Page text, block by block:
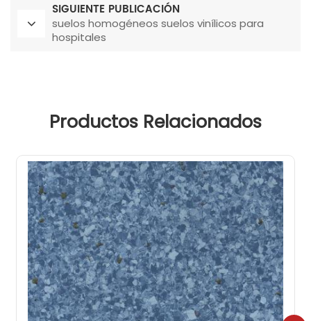
SIGUIENTE PUBLICACIÓN
suelos homogéneos suelos vinílicos para
hospitales
Productos Relacionados